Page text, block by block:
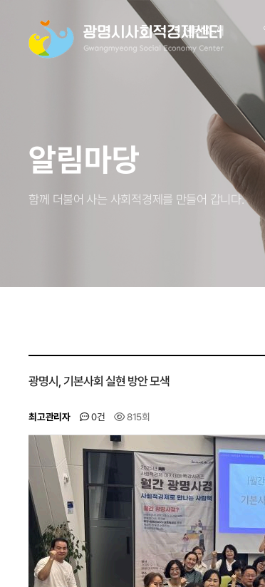
센터소개
알림마당
함께 더불어 사는 사회적경제를 만들어 갑니다.
광명시, 기본사회 실현 방안 모색
최고관리자 0건 815회